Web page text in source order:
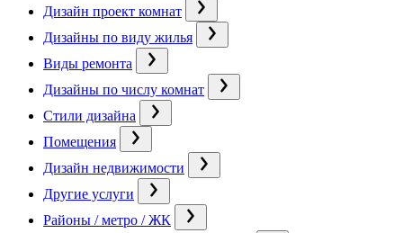
Дизайн проект комнат
Дизайны по виду жилья
Виды ремонта
Дизайны по числу комнат
Стили дизайна
Помещения
Дизайн недвижимости
Другие услуги
Районы / метро / ЖК